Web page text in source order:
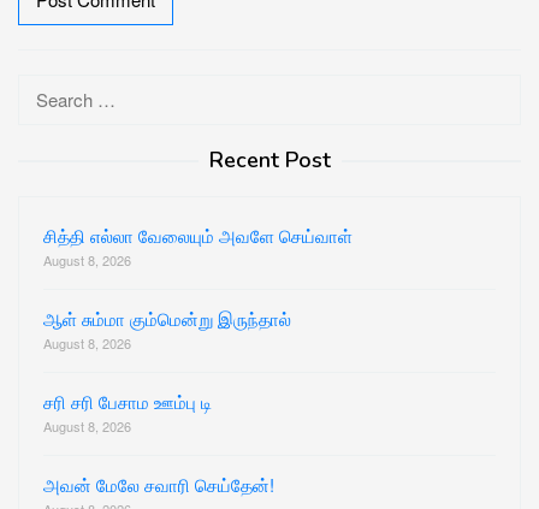
for:
Recent Post
சித்தி எல்லா வேலையும் அவளே செய்வாள்
August 8, 2026
ஆள் சும்மா கும்மென்று இருந்தால்
August 8, 2026
சரி சரி பேசாம ஊம்பு டி
August 8, 2026
அவன் மேலே சவாரி செய்தேன்!